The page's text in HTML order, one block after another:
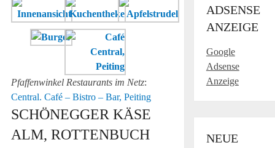
Pfaffenwinkel Restaurants im Netz:
Central. Café – Bistro – Bar, Peiting
SCHÖNEGGER KÄSE
ALM, ROTTENBUCH
ADSENSE
ANZEIGE
Google
Adsense
Anzeige
NEUE